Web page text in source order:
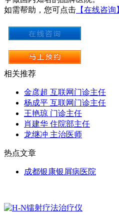
如需帮助，您可点击 【在线咨询
相关推荐
金彦超 互联网门诊主任
杨成平 互联网门诊主任
王艳琼 门诊主任
肖建华 住院部主任
龙继冲 主治医师
热点文章
成都银康银屑病医院